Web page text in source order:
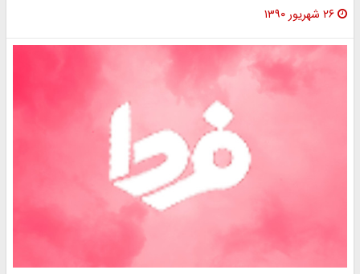
۲۶ شهریور ۱۳۹۰